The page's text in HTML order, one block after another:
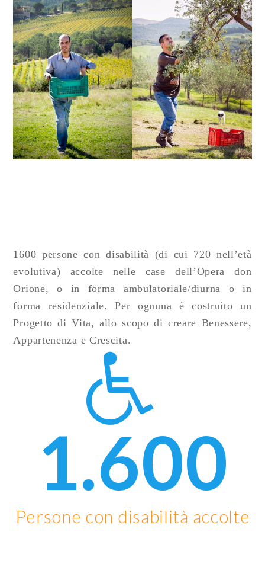
1600 persone con disabilità (di cui 720 nell’età
evolutiva) accolte nelle case dell’Opera don
Orione, o in forma ambulatoriale/diurna o in
forma residenziale. Per ognuna è costruito un
Progetto di Vita, allo scopo di creare Benessere,
Appartenenza e Crescita.
1.600
Persone con disabilità accolte